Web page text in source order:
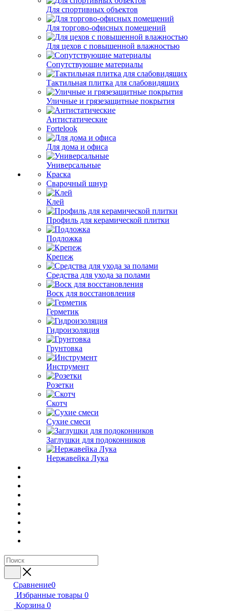
Для спортивных объектов
Для торгово-офисных помещений
Для цехов с повышенной влажностью
Сопутствующие материалы
Тактильная плитка для слабовидящих
Уличные и грязезащитные покрытия
Антистатические
Fortelook
Для дома и офиса
Универсальные
Краска
Сварочный шнур
Клей
Профиль для керамической плитки
Подложка
Крепеж
Средства для ухода за полами
Воск для восстановления
Герметик
Гидроизоляция
Грунтовка
Инструмент
Розетки
Скотч
Сухие смеси
Заглушки для подоконников
Нержавейка Лука
Сравнение0
Избранные товары 0
Корзина 0